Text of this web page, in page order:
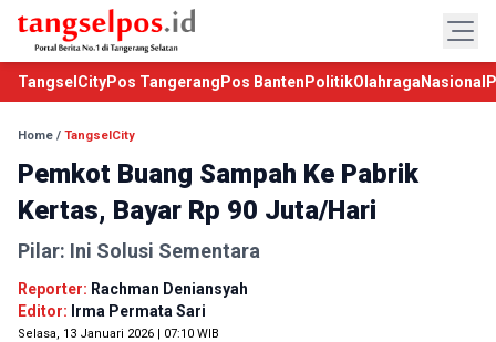
TangselCityPos Tangerang Pos Banten PolitikOlahraga Nasional
Home / TangselCity
Pemkot Buang Sampah Ke Pabrik
Kertas, Bayar Rp 90 Juta/Hari
Pilar: Ini Solusi Sementara
Reporter: Rachman Deniansyah
Editor: Irma Permata Sari
Selasa, 13 Januari 2026 | 07:10 WIB